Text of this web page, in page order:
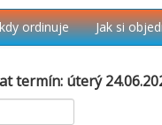
ordinuje Jak si
termín: úterý